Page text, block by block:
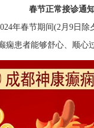
春节正常接诊通知
年春节期间(2月9日
患者能够舒心、顺心